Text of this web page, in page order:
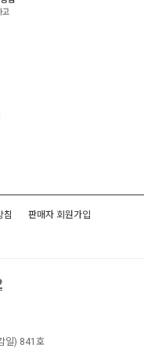
침 판매자 회원가입
일) 841호